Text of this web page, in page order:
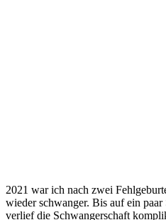
2021 war ich nach zwei
wieder schwanger. Bis auf ein
verlief die Schwangerschaft